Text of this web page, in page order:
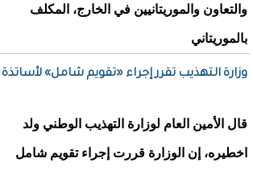
والتعاون والموريتانيين في الخارج، المكلف
بالموريتاني
وزارة التهذيب تقرر إجراء «تقويم شامل» لأساتذة
قال الأمين العام لوزارة التهذيب الوطني ولد
اخطيره، إن الوزارة قررت إجراء تقويم شامل